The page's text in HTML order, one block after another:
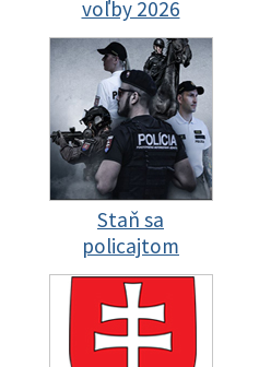
voľby 2026
Staň sa
policajtom